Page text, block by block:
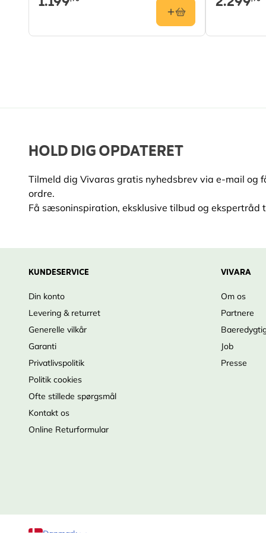
HOLD DIG OPDATERET
Tilmeld dig Vivaras gratis nyhedsbrev via e-mail og
ordre.
Få sæsoninspiration, eksklusive tilbud og
KUNDESERVICE
Din konto
Levering & returret
Generelle vilkår
Garanti
Privatlivspolitik
Politik cookies
Ofte stillede spørgsmål
Kontakt os
Online Returformular
VIVARA
Om os
Partnere
Job
Presse